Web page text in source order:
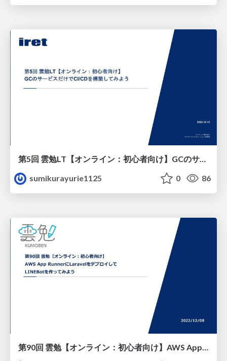
第5回 雲勉LT【オンライン：初心者向け】GCのサービスだけでCI_CDを構築してみよう
sumikurayurie1125
0 86
第90回 雲勉【オンライン：初心者向け】AWS App RunnerにLaravelをデプロイしてLINEBotを作ってみよう